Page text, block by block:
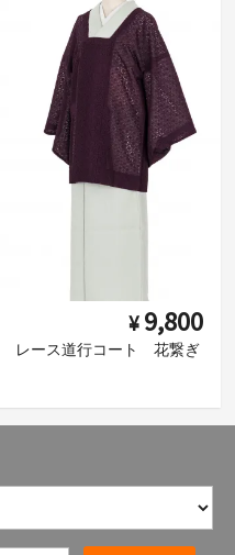
¥ 9,800
レース道行コート 花繋ぎ